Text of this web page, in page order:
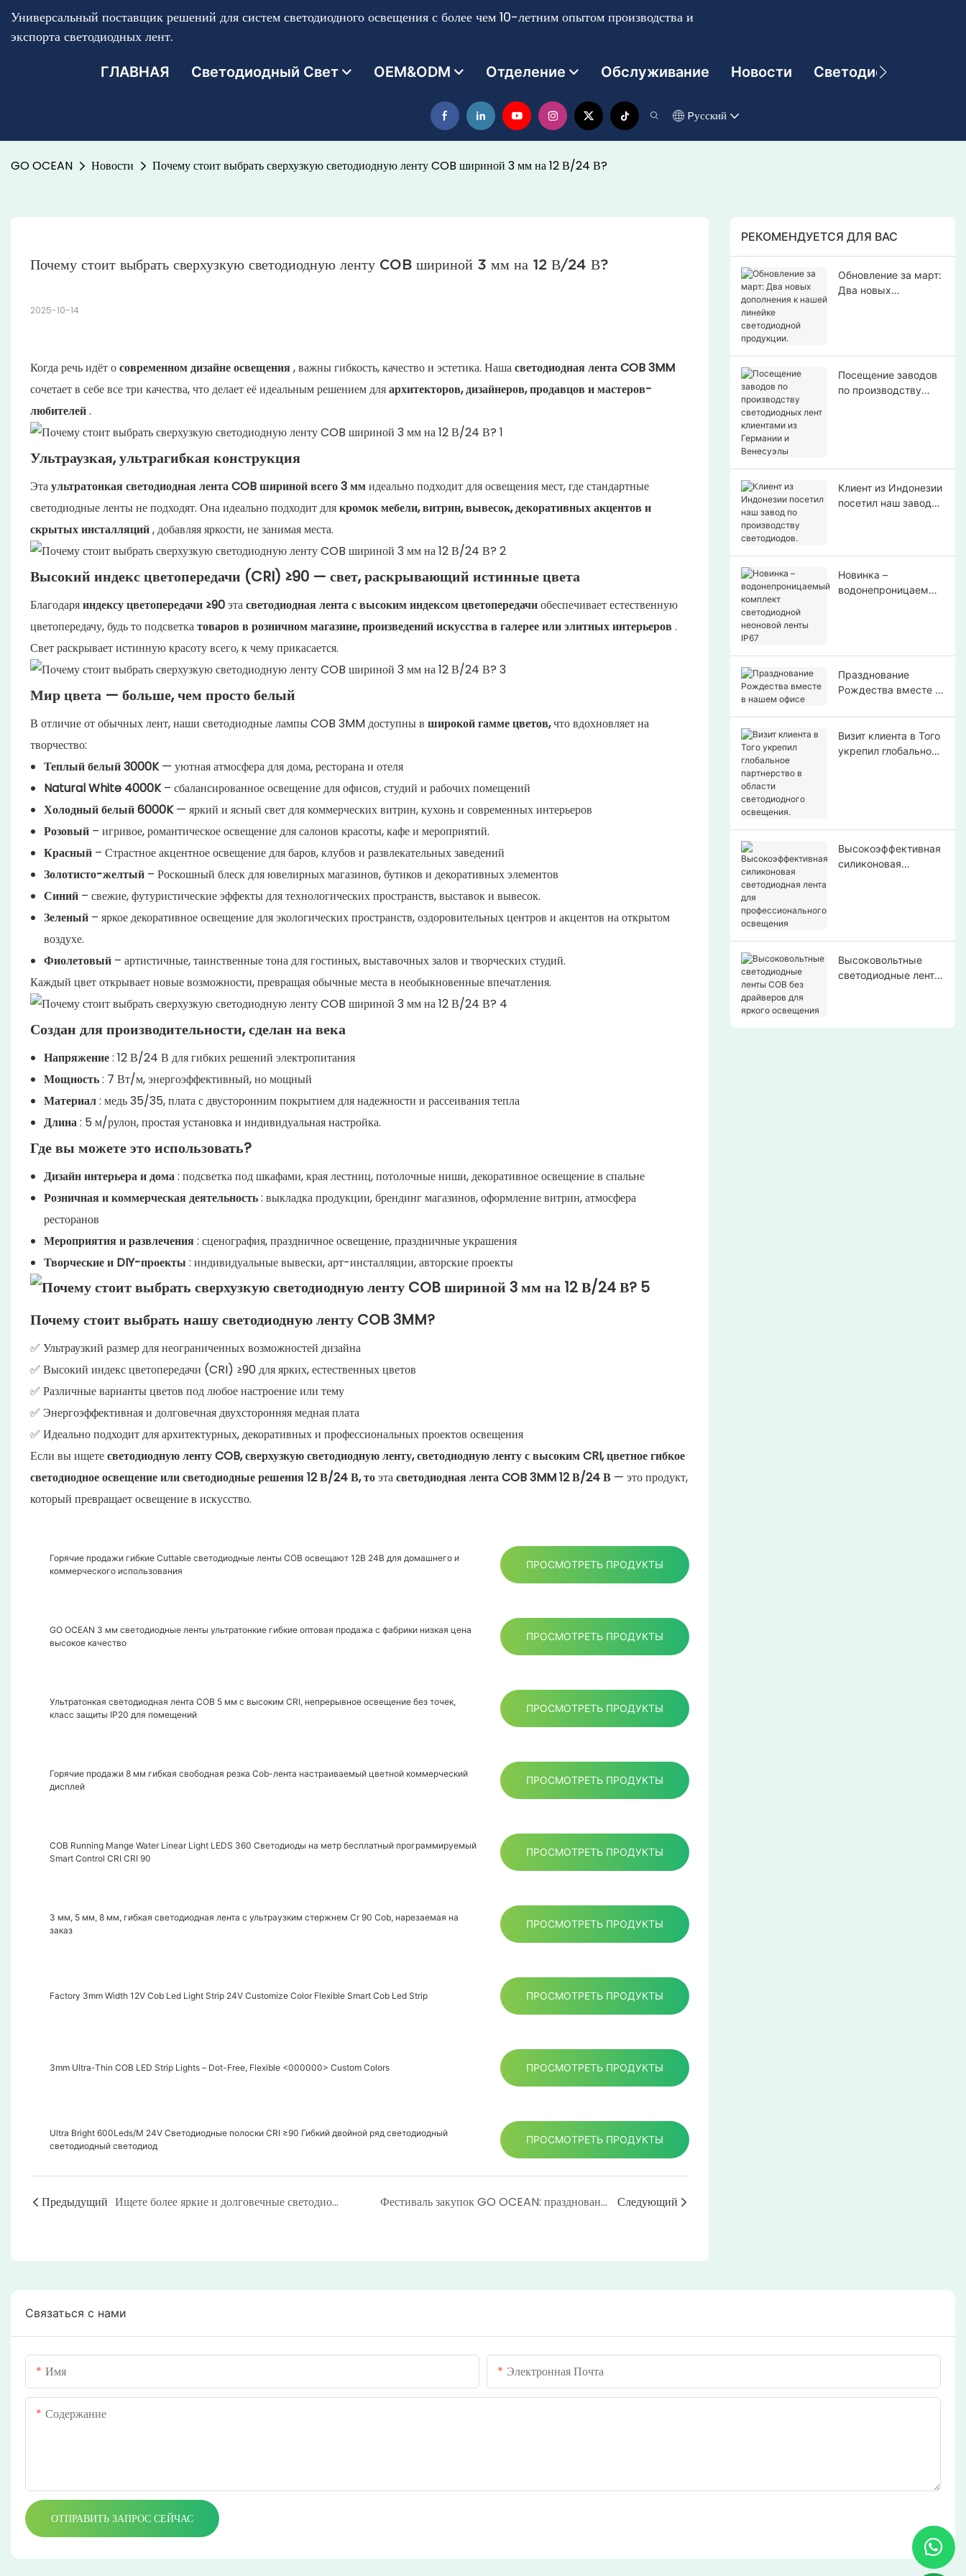
Универсальный поставщик решений для систем светодиодного освещения с более чем 10-летним опытом производства и
экспорта светодиодных лент.
ГЛАВНАЯ Светодиодный Свет OEM&ODM Отделение Обслуживание Новости Светодиодные
Pусский
GO OCEAN Новости Почему стоит выбрать сверхузкую светодиодную ленту COB шириной 3 мм на 12 В/24 В?
Почему стоит выбрать сверхузкую светодиодную ленту COB шириной 3 мм на 12 В/24 В?
2025-10-14
Когда речь идёт осовременном дизайне освещения, важны гибкость, качество и эстетика. Нашасветодиодная лента COB 3MM
сочетает в себе все три качества, что делает её идеальным решением дляархитекторов, дизайнеров, продавцов и мастеров-
любителей.
Ультраузкая, ультрагибкая конструкция
Этаультратонкая светодиодная лента COBшириной всего 3 ммидеально подходит для освещения мест, где стандартные
светодиодные ленты не подходят. Она идеально подходит длякромок мебели, витрин, вывесок, декоративных акцентов и
скрытых инсталляций, добавляя яркости, не занимая места.
Высокий индекс цветопередачи (CRI) ≥90 — свет, раскрывающий истинные цвета
Благодаряиндексу цветопередачи ≥90этасветодиодная лента с высоким индексом цветопередачиобеспечивает естественную
цветопередачу, будь то подсветкатоваров в розничном магазине, произведений искусства в галерее или элитных интерьеров .
Свет раскрывает истинную красоту всего, к чему прикасается.
Мир цвета — больше, чем просто белый
В отличие от обычных лент, наши светодиодные лампы COB 3MM доступны в широкой гамме цветов,что вдохновляет на
творчество:
Теплый белый 3000K— уютная атмосфера для дома, ресторана и отеля
Natural White 4000K– сбалансированное освещение для офисов, студий и рабочих помещений
Холодный белый 6000K— яркий и ясный свет для коммерческих витрин, кухонь и современных интерьеров
Розовый – игривое, романтическое освещение для салонов красоты, кафе и мероприятий.
Красный – Страстное акцентное освещение для баров, клубов и развлекательных заведений
Золотисто-желтый – Роскошный блеск для ювелирных магазинов, бутиков и декоративных элементов
Синий – свежие, футуристические эффекты для технологических пространств, выставок и вывесок.
Зеленый – яркое декоративное освещение для экологических пространств, оздоровительных центров и акцентов на открытом
воздухе.
Фиолетовый – артистичные, таинственные тона для гостиных, выставочных залов и творческих студий.
Каждый цвет открывает новые возможности, превращая обычные места в необыкновенные впечатления.
Создан для производительности, сделан на века
Напряжение: 12 В/24 В для гибких решений электропитания
Мощность: 7 Вт/м, энергоэффективный, но мощный
Материал: медь 35/35, плата с двусторонним покрытием для надежности и рассеивания тепла
Длина: 5 м/рулон, простая установка и индивидуальная настройка.
Где вы можете это использовать?
Дизайн интерьера и дома: подсветка под шкафами, края лестниц, потолочные ниши, декоративное освещение в спальне
Розничная и коммерческая деятельность: выкладка продукции, брендинг магазинов, оформление витрин, атмосфера
ресторанов
Мероприятия и развлечения: сценография, праздничное освещение, праздничные украшения
Творческие и DIY-проекты : индивидуальные вывески, арт-инсталляции, авторские проекты
Почему стоит выбрать нашу светодиодную ленту COB 3MM?
✅ Ультраузкий размер для неограниченных возможностей дизайна
✅ Высокий индекс цветопередачи (CRI) ≥90 для ярких, естественных цветов
✅ Различные варианты цветов под любое настроение или тему
✅ Энергоэффективная и долговечная двухсторонняя медная плата
✅ Идеально подходит для архитектурных, декоративных и профессиональных проектов освещения
Если вы ищетесветодиодную ленту COB, сверхузкую светодиодную ленту, светодиодную ленту с высоким CRI, цветное гибкое
светодиодное освещение или светодиодные решения 12 В/24 В, тоэтасветодиодная лента COB 3MM 12 В/24 В— это продукт,
который превращает освещение в искусство.
Горячие продажи гибкие Cuttable светодиодные ленты COB освещают 12В 24В для домашнего и
коммерческого использования
ПРОСМОТРЕТЬ ПРОДУКТЫ
GO OCEAN 3 мм светодиодные ленты ультратонкие гибкие оптовая продажа с фабрики низкая цена
высокое качество
ПРОСМОТРЕТЬ ПРОДУКТЫ
Ультратонкая светодиодная лента COB 5 мм с высоким CRI, непрерывное освещение без точек,
класс защиты IP20 для помещений
ПРОСМОТРЕТЬ ПРОДУКТЫ
Горячие продажи 8 мм гибкая свободная резка Cob-лента настраиваемый цветной коммерческий
дисплей
ПРОСМОТРЕТЬ ПРОДУКТЫ
COB Running Mange Water Linear Light LEDS 360 Светодиоды на метр бесплатный программируемый
Smart Control CRI CRI 90
ПРОСМОТРЕТЬ ПРОДУКТЫ
3 мм, 5 мм, 8 мм, гибкая светодиодная лента с ультраузким стержнем Cr 90 Cob, нарезаемая на
заказ
ПРОСМОТРЕТЬ ПРОДУКТЫ
Factory 3mm Width 12V Cob Led Light Strip 24V Customize Color Flexible Smart Cob Led Strip ПРОСМОТРЕТЬ ПРОДУКТЫ
3mm Ultra-Thin COB LED Strip Lights – Dot-Free, Flexible <000000> Custom Colors ПРОСМОТРЕТЬ ПРОДУКТЫ
Ultra Bright 600Leds/M 24V Светодиодные полоски CRI ≥90 Гибкий двойной ряд светодиодный
светодиодный светодиод
ПРОСМОТРЕТЬ ПРОДУКТЫ
Предыдущий Ищете более яркие и долговечные светодиодные ленты COB? Фестиваль закупок GO OCEAN: празднование роста и чемпионов Следующий
РЕКОМЕНДУЕТСЯ ДЛЯ ВАС
Обновление за март:
Два новых
Посещение заводов
по производству
Клиент из Индонезии
посетил наш завод
Новинка –
водонепроницаемый
Празднование
Рождества вместе в
Визит клиента в Того
укрепил глобальное
Высокоэффективная
силиконовая
Высоковольтные
светодиодные ленты
Связаться с нами
Имя Электронная Почта
Содержание
ОТПРАВИТЬ ЗАПРОС СЕЙЧАС